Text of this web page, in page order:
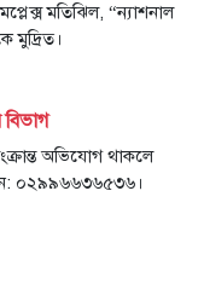
মতিঝিল, “ন্যাশনাল
মুদ্রিত।
বিভাগ
অভিযোগ থাকলে
০২৯৯৬৬৩৬৫৩৬।